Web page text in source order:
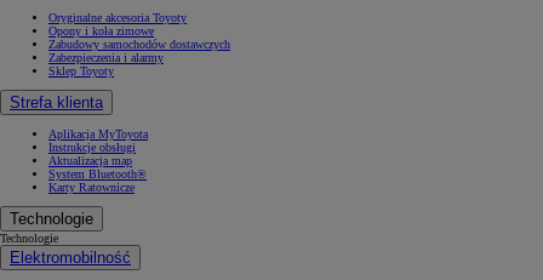
Oryginalne akcesoria Toyoty
Opony i koła zimowe
Zabudowy samochodów dostawczych
Zabezpieczenia i alarmy
Sklep Toyoty
Strefa klienta
Aplikacja MyToyota
Instrukcje obsługi
Aktualizacja map
System Bluetooth®
Karty Ratownicze
Technologie
Technologie
Elektromobilność